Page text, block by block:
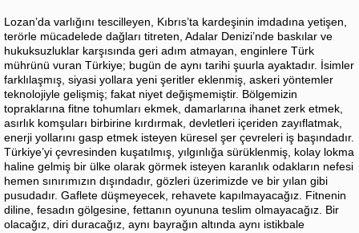
Lozan’da varlığını tescilleyen, Kıbrıs’ta kardeşinin imdadına yetişen,
terörle mücadelede dağları titreten, Adalar Denizi’nde baskılar ve
hukuksuzluklar karşısında geri adım atmayan, enginlere Türk
mührünü vuran Türkiye; bugün de aynı tarihi şuurla ayaktadır. İsimler
farklılaşmış, siyasi yollara yeni şeritler eklenmiş, askeri yöntemler
teknolojiyle gelişmiş; fakat niyet değişmemiştir. Bölgemizin
topraklarına fitne tohumları ekmek, damarlarına ihanet zerk etmek,
asırlık komşuları birbirine kırdırmak, devletleri içeriden zayıflatmak,
enerji yollarını gasp etmek isteyen küresel şer çevreleri iş başındadır.
Türkiye’yi çevresinden kuşatılmış, yılgınlığa sürüklenmiş, kolay lokma
haline gelmiş bir ülke olarak görmek isteyen karanlık odakların nefesi
hemen sınırımızın dışındadır, gözleri üzerimizde ve bir yılan gibi
pusudadır. Gaflete düşmeyecek, rehavete kapılmayacağız. Fitnenin
diline, fesadın gölgesine, fettanın oyununa teslim olmayacağız. Bir
olacağız, diri duracağız, aynı bayrağın altında aynı istikbale